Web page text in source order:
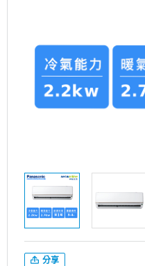
分享